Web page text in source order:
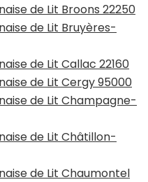
de Lit Broons 22250
de Lit Bruyères-
de Lit Callac 22160
de Lit Cergy 95000
de Lit Champagne-
de Lit Châtillon-
de Lit Chaumontel